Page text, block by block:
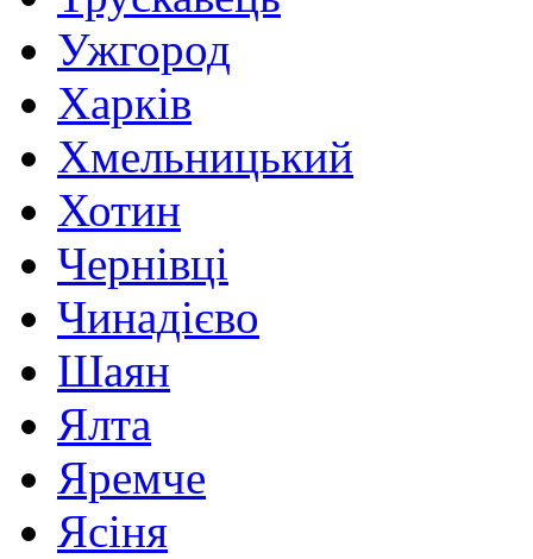
Ужгород
Харків
Хмельницький
Хотин
Чернівці
Чинадієво
Шаян
Ялта
Яремче
Ясіня